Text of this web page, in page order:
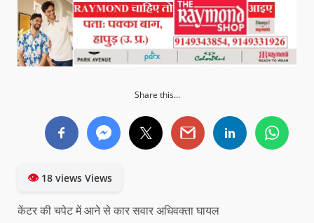
Share this...
👁18 views Views
केंटर की चपेट में आने से कार सवार अधिवक्ता घायल